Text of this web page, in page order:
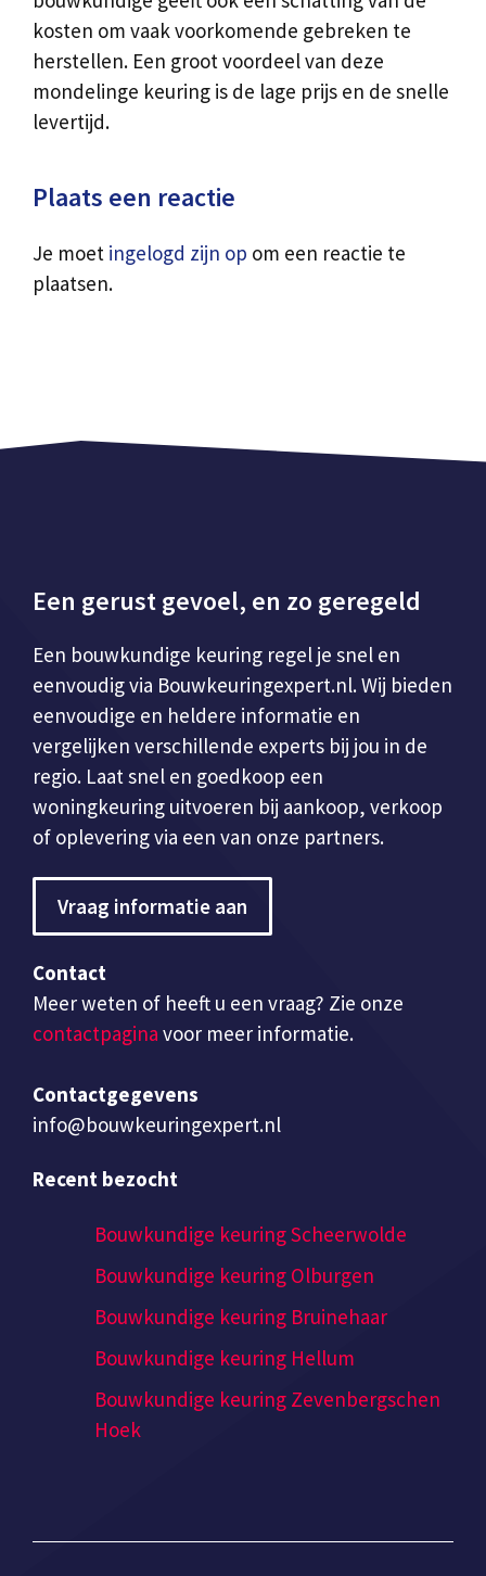
kosten om vaak voorkomende gebreken te
herstellen. Een groot voordeel van deze
mondelinge keuring is de lage prijs en de snelle
levertijd.
Plaats een reactie
Je moet ingelogd zijn op om een reactie te
plaatsen.
Een gerust gevoel, en zo geregeld
Een bouwkundige keuring regel je snel en
eenvoudig via Bouwkeuringexpert.nl. Wij bieden
eenvoudige en heldere informatie en
vergelijken verschillende experts bij jou in de
regio. Laat snel en goedkoop een
woningkeuring uitvoeren bij aankoop, verkoop
of oplevering via een van onze partners.
Vraag informatie aan
Contact
Meer weten of heeft u een vraag? Zie onze
contactpagina voor meer informatie.
Contactgegevens
info@bouwkeuringexpert.nl
Recent bezocht
Bouwkundige keuring Scheerwolde
Bouwkundige keuring Olburgen
Bouwkundige keuring Bruinehaar
Bouwkundige keuring Hellum
Bouwkundige keuring Zevenbergschen
Hoek